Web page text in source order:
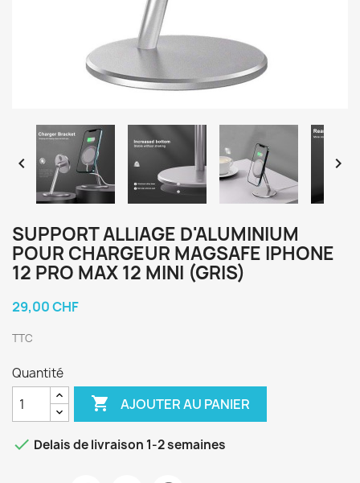
 
SUPPORT ALLIAGE D'ALUMINIUM
POUR CHARGEUR MAGSAFE IPHONE
12 PRO MAX 12 MINI (GRIS)
29,00 CHF
TTC
Quantité
 AJOUTER AU PANIER
 Delais de livraison 1-2 semaines